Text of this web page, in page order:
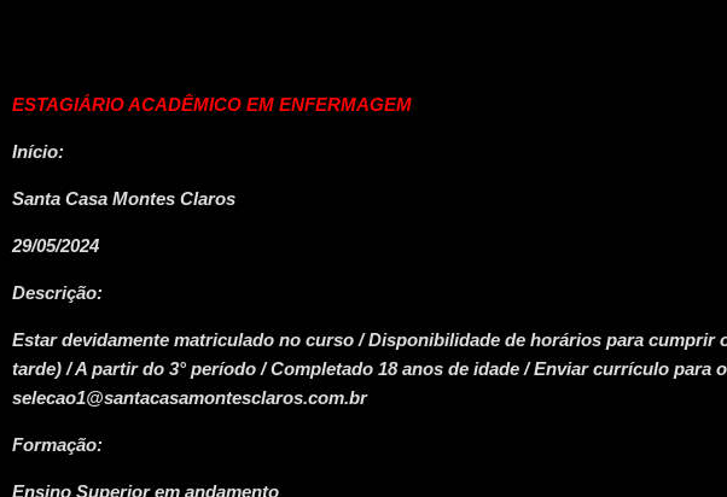
ESTAGIÁRIO ACADÊMICO EM ENFERMAGEM
Início:
Santa Casa Montes Claros
29/05/2024
Descrição:
Estar devidamente matriculado no curso / Disponibilidade de horários para cumprir
tarde) / A partir do 3° período / Completado 18 anos de idade / Enviar currículo para
selecao1@santacasamontesclaros.com.br
Formação:
Ensino Superior em andamento